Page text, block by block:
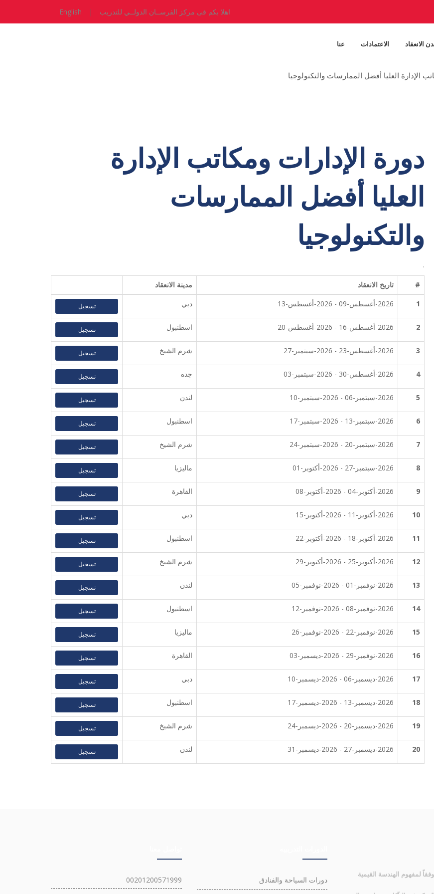
اهلا بكم فى مركز الفرســان الدولــي للتدريب |
English
الانعقاد الاعتمادات عنا
الإدارة العليا أفضل الممارسات والتكنولوجيا
دورة الإدارات ومكاتب الإدارة
العليا أفضل الممارسات
والتكنولوجيا
.
# تاريخ الانعقاد
مدينة الانعقاد
1
2026-أغسطس-09 - 2026-أغسطس-13 دبي تسجيل
2 2026-أغسطس-16 - 2026-أغسطس-20 اسطنبول تسجيل
3 2026-أغسطس-23 - 2026-سبتمبر-27 شرم الشيخ تسجيل
4 2026-أغسطس-30 - 2026-سبتمبر-03 جده تسجيل
5 2026-سبتمبر-06 - 2026-سبتمبر-10 لندن تسجيل
6 2026-سبتمبر-13 - 2026-سبتمبر-17 اسطنبول تسجيل
7 2026-سبتمبر-20 - 2026-سبتمبر-24 شرم الشيخ تسجيل
8 2026-سبتمبر-27 - 2026-أكتوبر-01 ماليزيا تسجيل
9 2026-أكتوبر-04 - 2026-أكتوبر-08 القاهرة تسجيل
10 2026-أكتوبر-11 - 2026-أكتوبر-15 دبي تسجيل
11 2026-أكتوبر-18 - 2026-أكتوبر-22 اسطنبول تسجيل
12 2026-أكتوبر-25 - 2026-أكتوبر-29 شرم الشيخ تسجيل
13 2026-نوفمبر-01 - 2026-نوفمبر-05 لندن تسجيل
14 2026-نوفمبر-08 - 2026-نوفمبر-12 اسطنبول تسجيل
15 2026-نوفمبر-22 - 2026-نوفمبر-26 ماليزيا تسجيل
16 2026-نوفمبر-29 - 2026-ديسمبر-03 القاهرة تسجيل
17 2026-ديسمبر-06 - 2026-ديسمبر-10 دبي تسجيل
18 2026-ديسمبر-13 - 2026-ديسمبر-17 اسطنبول تسجيل
19 2026-ديسمبر-20 - 2026-ديسمبر-24 شرم الشيخ تسجيل
20 2026-ديسمبر-27 - 2026-ديسمبر-31 لندن تسجيل
لمفهوم الهندسة القيمية
دورات السياحة والفنادق 00201200571999